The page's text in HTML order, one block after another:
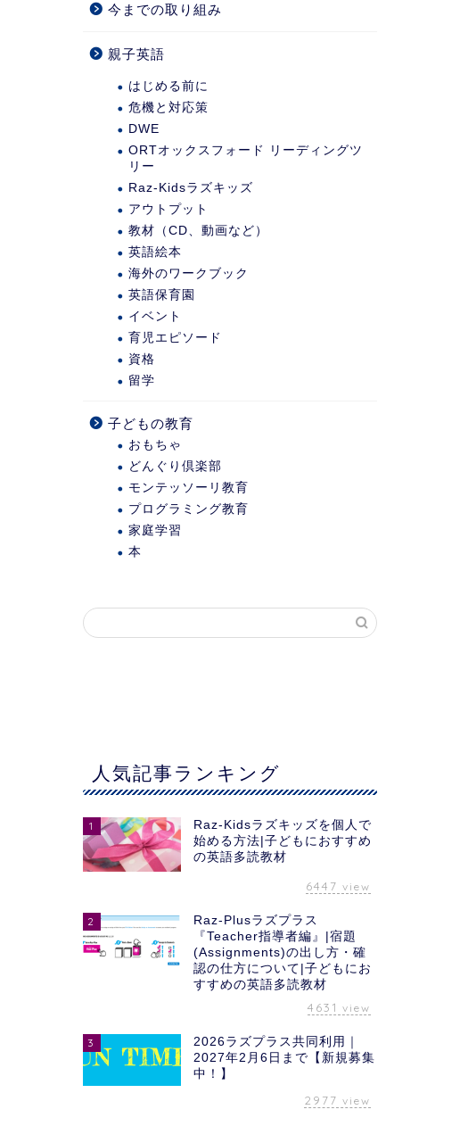
今までの取り組み
親子英語
はじめる前に
危機と対応策
DWE
ORTオックスフォード リーディングツ
リー
Raz-Kidsラズキッズ
アウトプット
教材（CD、動画など）
英語絵本
海外のワークブック
英語保育園
イベント
育児エピソード
資格
留学
子どもの教育
おもちゃ
どんぐり倶楽部
モンテッソーリ教育
プログラミング教育
家庭学習
本
人気記事ランキング
1
Raz-Kidsラズキッズを個人で
始める方法|子どもにおすすめ
の英語多読教材
6447 view
2
Raz-Plusラズプラス
『Teacher指導者編』|宿題
(Assignments)の出し方・確
認の仕方について|子どもにお
すすめの英語多読教材
4631 view
3
2026ラズプラス共同利用｜
2027年2月6日まで【新規募集
中！】
2977 view